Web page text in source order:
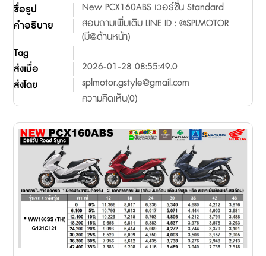
ชื่อรูป
New PCX160ABS เวอร์ชั่น Standard
คำอธิบาย
สอบถามเพิ่มเติม LINE ID : @SPLMOTOR
(มี@ด้านหน้า)
Tag
ส่งเมื่อ
2026-01-28 08:55:49.0
ส่งโดย
splmotor.gstyle@gmail.com
ความคิดเห็น(0)